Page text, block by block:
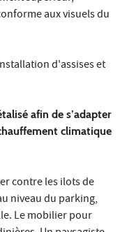
aux visuels du
d'assises et
afin de s’adapter
climatique
contre les ilots de
niveau du parking,
Le mobilier pour